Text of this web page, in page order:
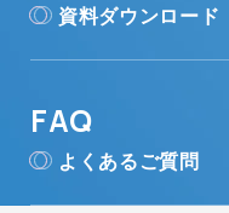
資料ダウンロード
FAQ
よくあるご質問